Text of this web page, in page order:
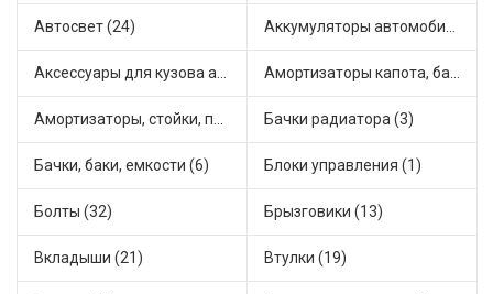
Автосвет (24) Аккумуляторы автомобильные (1)
Аксессуары для кузова автомобиля (3) Амортизаторы капота, багажника (6)
Амортизаторы, стойки, подушки стоек (49) Бачки радиатора (3)
Бачки, баки, емкости (6) Блоки управления (1)
Болты (32) Брызговики (13)
Вкладыши (21) Втулки (19)